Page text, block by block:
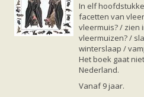
In elf
facetten van
vleermuis? / zien
vleermuizen? /
winterslaap /
Het boek gaat
Nederland.
Vanaf 9 jaar.